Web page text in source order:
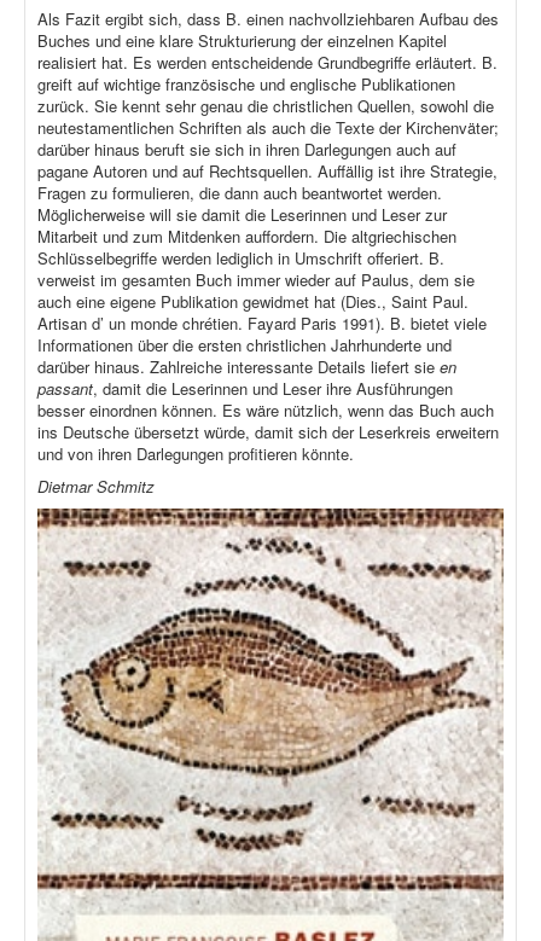
Als Fazit ergibt sich, dass B. einen nachvollziehbaren Aufbau des
Buches und eine klare Strukturierung der einzelnen Kapitel
realisiert hat. Es werden entscheidende Grundbegriffe erläutert. B.
greift auf wichtige französische und englische Publikationen
zurück. Sie kennt sehr genau die christlichen Quellen, sowohl die
neutestamentlichen Schriften als auch die Texte der Kirchenväter;
darüber hinaus beruft sie sich in ihren Darlegungen auch auf
pagane Autoren und auf Rechtsquellen. Auffällig ist ihre Strategie,
Fragen zu formulieren, die dann auch beantwortet werden.
Möglicherweise will sie damit die Leserinnen und Leser zur
Mitarbeit und zum Mitdenken auffordern. Die altgriechischen
Schlüsselbegriffe werden lediglich in Umschrift offeriert. B.
verweist im gesamten Buch immer wieder auf Paulus, dem sie
auch eine eigene Publikation gewidmet hat (Dies., Saint Paul.
Artisan d’ un monde chrétien. Fayard Paris 1991). B. bietet viele
Informationen über die ersten christlichen Jahrhunderte und
darüber hinaus. Zahlreiche interessante Details liefert sie en
passant, damit die Leserinnen und Leser ihre Ausführungen
besser einordnen können. Es wäre nützlich, wenn das Buch auch
ins Deutsche übersetzt würde, damit sich der Leserkreis erweitern
und von ihren Darlegungen profitieren könnte.
Dietmar Schmitz